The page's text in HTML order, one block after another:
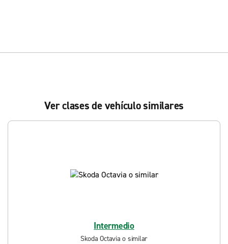
Ver clases de vehículo similares
Intermedio
Skoda Octavia o similar